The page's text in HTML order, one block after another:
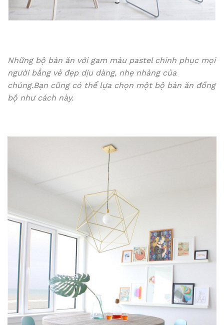
Những bộ bàn ăn với gam màu pastel chinh phục mọi
người bằng vẻ đẹp dịu dàng, nhẹ nhàng của
chúng.Bạn cũng có thể lựa chọn một bộ bàn ăn đồng
bộ như cách này.